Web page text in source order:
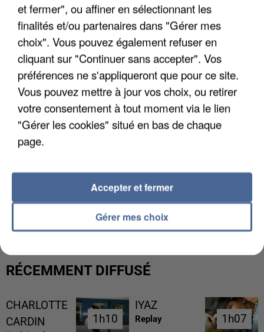
UNE TOURISTE DE L’OISE EMPORTÉE PAR UNE
COULÉE DE BOUE EN HAUTE-SAVOIE
RÉCEMMENT DIFFUSÉ
CHARLOTTE
CARDIN
1h10
1h10
IYAZ
Replay 1h07
1h07
et fermer", ou affiner en sélectionnant les
finalités et/ou partenaires dans "Gérer mes
choix". Vous pouvez également refuser en
cliquant sur "Continuer sans accepter". Vos
préférences ne s'appliqueront que pour ce site.
Vous pouvez mettre à jour vos choix, ou retirer
votre consentement à tout moment via le lien
"Gérer les cookies" situé en bas de chaque
page.
Gérer mes choix
Accepter et fermer